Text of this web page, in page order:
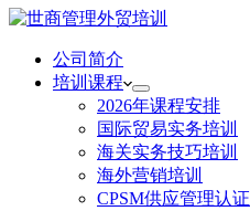
公司简介
培训课程
2026年课程安排
国际贸易实务培训
海关实务技巧培训
海外营销培训
CPSM供应管理认证